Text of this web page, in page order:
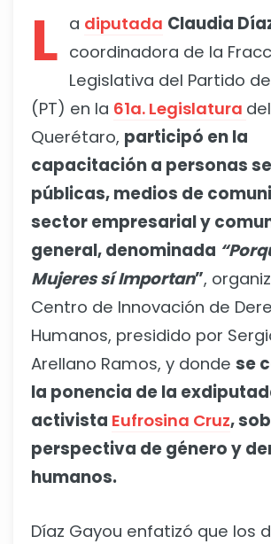
L a diputada Claudia
coordinadora de la
Legislativa del Partido
(PT) en la 61a. Legislatura
Querétaro, participó en la
capacitación a personas
públicas, medios de
sector empresarial y
general, denominada
Mujeres sí Importan”,
Centro de Innovación de
Humanos, presidido por
Arellano Ramos, y donde se
la ponencia de la
activista Eufrosina Cruz,
perspectiva de género y
humanos.
Díaz Gayou enfatizó que los